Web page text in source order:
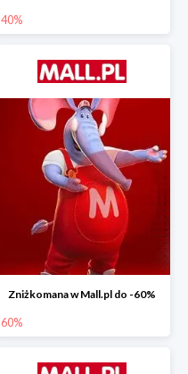
40%
Zniżkomana w Mall.pl do -60%
60%